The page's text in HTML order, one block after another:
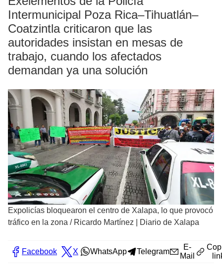
Intermunicipal Poza Rica–Tihuatlán–
Coatzintla criticaron que las
autoridades insistan en mesas de
trabajo, cuando los afectados
demandan ya una solución
Expolicías bloquearon el centro de Xalapa, lo que provocó
tráfico en la zona / Ricardo Martínez | Diario de Xalapa
Facebook X WhatsApp Telegram
E-
Mail